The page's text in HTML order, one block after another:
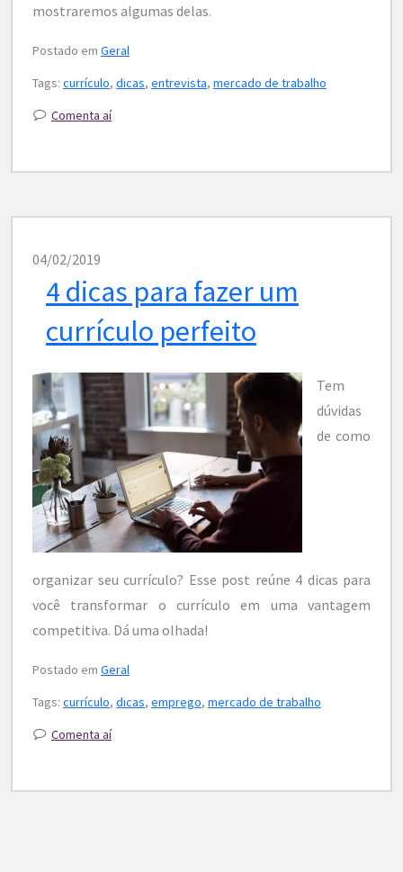
mostraremos algumas delas.
Postado em Geral
Tags: currículo, dicas, entrevista, mercado de trabalho
Comenta aí
04/02/2019
4 dicas para fazer um
currículo perfeito
Tem
dúvidas
de como
organizar seu currículo? Esse post reúne 4 dicas para
você transformar o currículo em uma vantagem
competitiva. Dá uma olhada!
Postado em Geral
Tags: currículo, dicas, emprego, mercado de trabalho
Comenta aí